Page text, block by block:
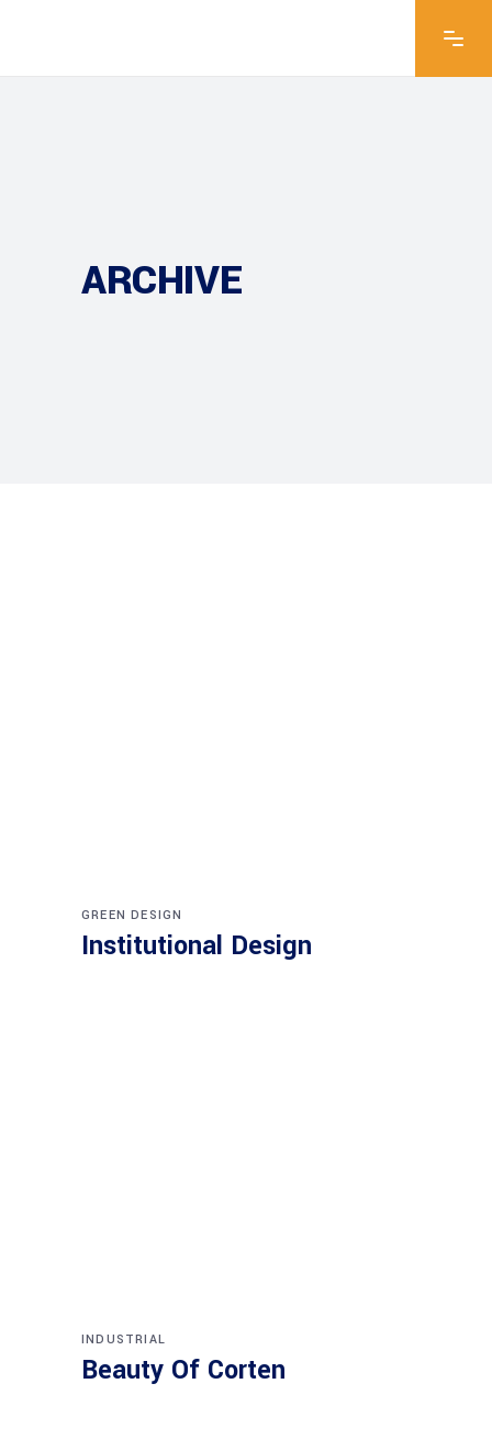
ARCHIVE
GREEN DESIGN
Institutional Design
INDUSTRIAL
Beauty Of Corten